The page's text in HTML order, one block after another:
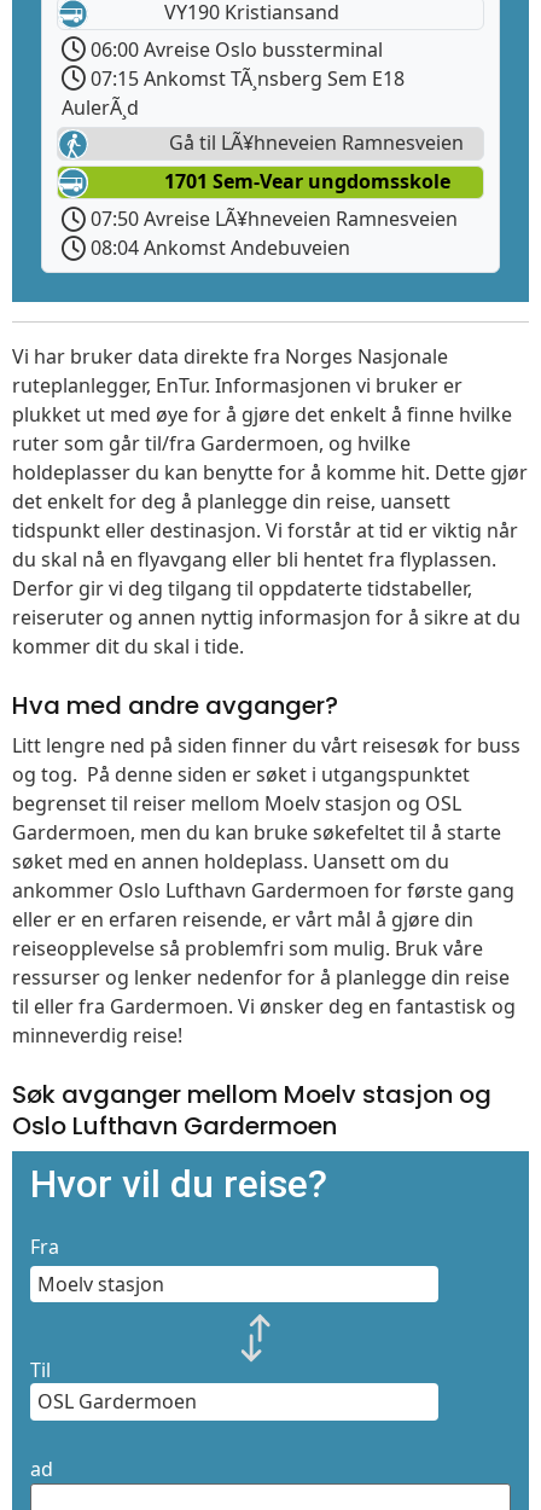
VY190 Kristiansand
06:00 Avreise Oslo bussterminal
07:15 Ankomst TÃ¸nsberg Sem E18
AulerÃ¸d
Gå til LÃ¥hneveien Ramnesveien
1701 Sem-Vear ungdomsskole
07:50 Avreise LÃ¥hneveien Ramnesveien
08:04 Ankomst Andebuveien
Vi har bruker data direkte fra Norges Nasjonale
ruteplanlegger, EnTur. Informasjonen vi bruker er
plukket ut med øye for å gjøre det enkelt å finne hvilke
ruter som går til/fra Gardermoen, og hvilke
holdeplasser du kan benytte for å komme hit. Dette gjør
det enkelt for deg å planlegge din reise, uansett
tidspunkt eller destinasjon. Vi forstår at tid er viktig når
du skal nå en flyavgang eller bli hentet fra flyplassen.
Derfor gir vi deg tilgang til oppdaterte tidstabeller,
reiseruter og annen nyttig informasjon for å sikre at du
kommer dit du skal i tide.
Hva med andre avganger?
Litt lengre ned på siden finner du vårt reisesøk for buss
og tog. På denne siden er søket i utgangspunktet
begrenset til reiser mellom Moelv stasjon og OSL
Gardermoen, men du kan bruke søkefeltet til å starte
søket med en annen holdeplass. Uansett om du
ankommer Oslo Lufthavn Gardermoen for første gang
eller er en erfaren reisende, er vårt mål å gjøre din
reiseopplevelse så problemfri som mulig. Bruk våre
ressurser og lenker nedenfor for å planlegge din reise
til eller fra Gardermoen. Vi ønsker deg en fantastisk og
minneverdig reise!
Søk avganger mellom Moelv stasjon og
Oslo Lufthavn Gardermoen
Hvor vil du reise?
Fra
Til
ad